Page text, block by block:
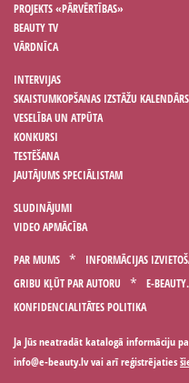
PROJEKTS «PĀRVĒRTĪBAS»
BEAUTY TV
VĀRDNĪCA
INTERVIJAS
SKAISTUMKOPŠANAS IZSTĀŽU
VESELĪBA UN ATPŪTA
KONKURSI
TESTĒŠANA
JAUTĀJUMS SPECIĀLISTAM
SLUDINĀJUMI
VIDEO APMĀCĪBA
PAR MUMS INFORMĀCIJAS
GRIBU KĻŪT PAR AUTORU
E-
KONFIDENCIALITĀTES POLITIKA
Ja Jūs neatradāt katalogā informāciju
vai arī reģistrējaties